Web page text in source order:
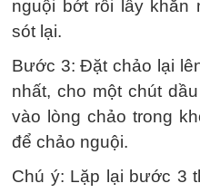
nguội bớt rồi lấy khăn
sót lại.
Bước 3: Đặt chảo lại
nhất, cho một chút
vào lòng chảo trong
để chảo nguội.
Chú ý: Lặp lại bước 3